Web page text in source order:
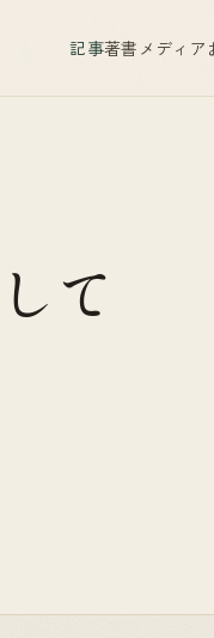
記事著書 メディア
て